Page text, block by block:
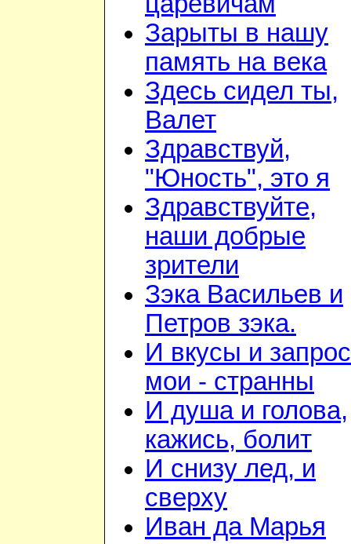
Зарыты в нашу
память на века
Здесь сидел ты,
Валет
Здравствуй,
"Юность", это я
Здравствуйте,
наши добрые
зрители
Зэка Васильев и
Петров зэка.
И вкусы и
мои - странны
И душа и голова,
кажись, болит
И снизу лед, и
сверху
Иван да Марья